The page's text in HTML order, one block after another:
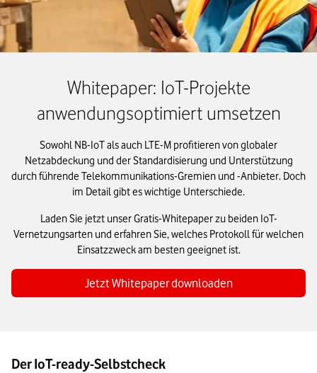
Whitepaper: IoT-Projekte
anwendungsoptimiert umsetzen
Sowohl NB-IoT als auch LTE-M profitieren von globaler
Netzabdeckung und der Standardisierung und Unterstützung
durch führende Telekommunikations-Gremien und -Anbieter. Doch
im Detail gibt es wichtige Unterschiede.
Laden Sie jetzt unser Gratis-Whitepaper zu beiden IoT-
Vernetzungsarten und erfahren Sie, welches Protokoll für welchen
Einsatzzweck am besten geeignet ist.
Jetzt Whitepaper downloaden
Der IoT-ready-Selbstcheck